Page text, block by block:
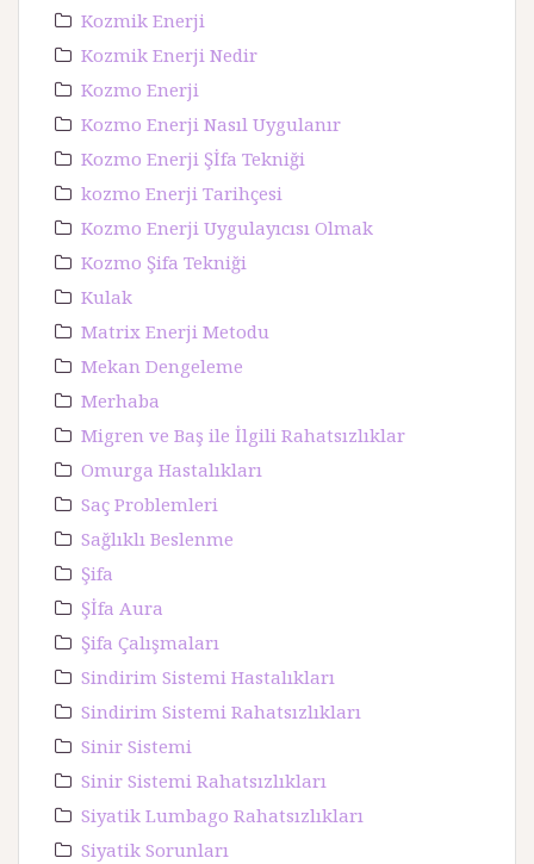
Kozmik Enerji
Kozmik Enerji Nedir
Kozmo Enerji
Kozmo Enerji Nasıl Uygulanır
Kozmo Enerji Şİfa Tekniği
kozmo Enerji Tarihçesi
Kozmo Enerji Uygulayıcısı Olmak
Kozmo Şifa Tekniği
Kulak
Matrix Enerji Metodu
Mekan Dengeleme
Merhaba
Migren ve Baş ile İlgili Rahatsızlıklar
Omurga Hastalıkları
Saç Problemleri
Sağlıklı Beslenme
Şifa
Şİfa Aura
Şifa Çalışmaları
Sindirim Sistemi Hastalıkları
Sindirim Sistemi Rahatsızlıkları
Sinir Sistemi
Sinir Sistemi Rahatsızlıkları
Siyatik Lumbago Rahatsızlıkları
Siyatik Sorunları